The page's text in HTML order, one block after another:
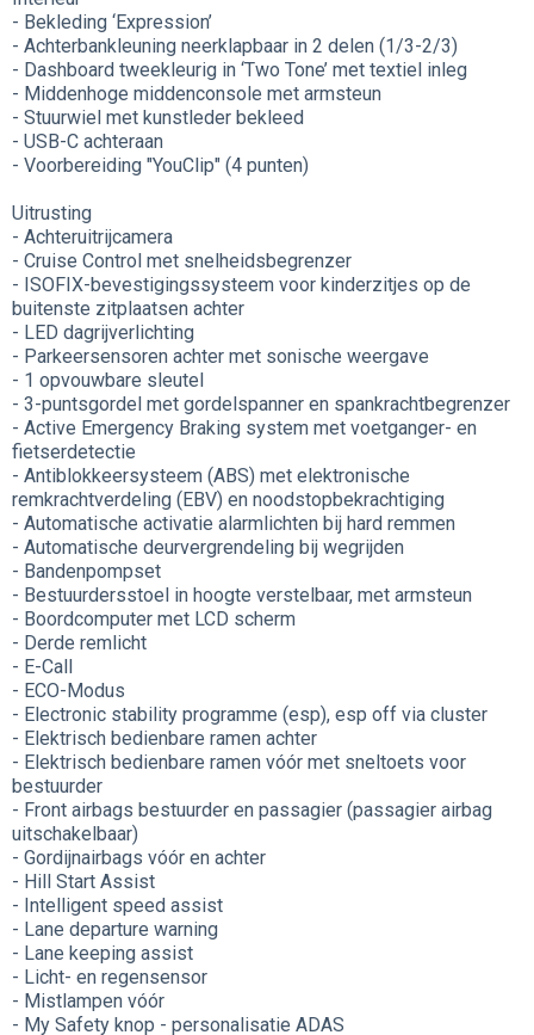
- Bekleding ‘Expression’
- Achterbankleuning neerklapbaar in 2 delen (1/3-2/3)
- Dashboard tweekleurig in ‘Two Tone’ met textiel inleg
- Middenhoge middenconsole met armsteun
- Stuurwiel met kunstleder bekleed
- USB-C achteraan
- Voorbereiding "YouClip" (4 punten)
Uitrusting
- Achteruitrijcamera
- Cruise Control met snelheidsbegrenzer
- ISOFIX-bevestigingssysteem voor kinderzitjes op de
buitenste zitplaatsen achter
- LED dagrijverlichting
- Parkeersensoren achter met sonische weergave
- 1 opvouwbare sleutel
- 3-puntsgordel met gordelspanner en spankrachtbegrenzer
- Active Emergency Braking system met voetganger- en
fietserdetectie
- Antiblokkeersysteem (ABS) met elektronische
remkrachtverdeling (EBV) en noodstopbekrachtiging
- Automatische activatie alarmlichten bij hard remmen
- Automatische deurvergrendeling bij wegrijden
- Bandenpompset
- Bestuurdersstoel in hoogte verstelbaar, met armsteun
- Boordcomputer met LCD scherm
- Derde remlicht
- E-Call
- ECO-Modus
- Electronic stability programme (esp), esp off via cluster
- Elektrisch bedienbare ramen achter
- Elektrisch bedienbare ramen vóór met sneltoets voor
bestuurder
- Front airbags bestuurder en passagier (passagier airbag
uitschakelbaar)
- Gordijnairbags vóór en achter
- Hill Start Assist
- Intelligent speed assist
- Lane departure warning
- Lane keeping assist
- Licht- en regensensor
- Mistlampen vóór
- My Safety knop - personalisatie ADAS